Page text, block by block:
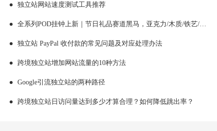
独立站网站速度测试工具推荐
全系列POD挂钟上新｜节日礼品赛道黑马，亚克力/木质/铁艺/ 玻璃挂钟选品全解析！
独立站 PayPal 收付款的常见问题及对应处理办法
跨境独立站增加网站流量的10种方法
Google引流独立站的两种路径
跨境独立站日访问量达到多少才算合理？如何降低跳出率？